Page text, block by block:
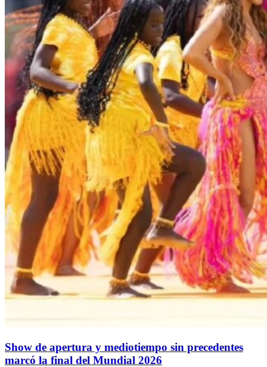
Show de apertura y mediotiempo sin precedentes
marcó la final del Mundial 2026